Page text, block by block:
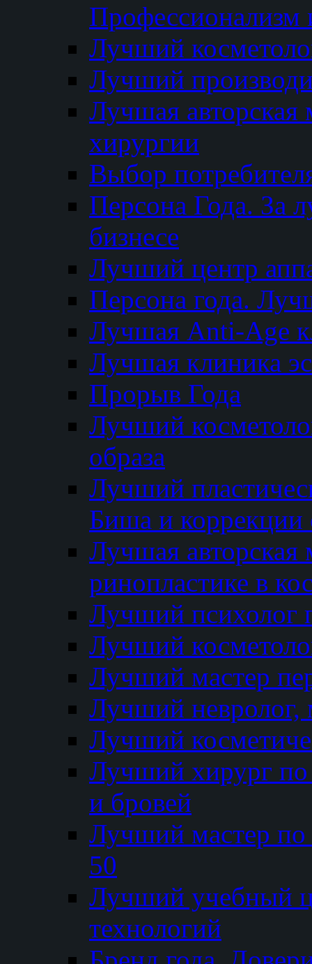
Профессионализм
Лучший
Лучший
Лучшая авторская
хирургии
Выбор
Персона Года. За
бизнесе
Лучший центр
Персона года.
Лучшая Anti-Age
Лучшая клиника
Прорыв Года
Лучший
образа
Лучший
Биша и коррекции
Лучшая авторская
ринопластике в
Лучший психолог
Лучший
Лучший мастер
Лучший невролог,
Лучший
Лучший хирург по
и бровей
Лучший мастер
50
Лучший
технологий